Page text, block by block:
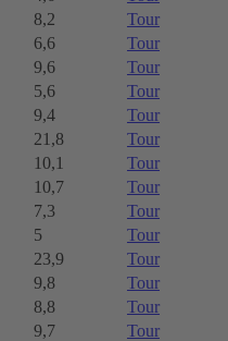
8,2
Tour
6,6
Tour
9,6
Tour
5,6
Tour
9,4
Tour
21,8
Tour
10,1
Tour
10,7
Tour
7,3
Tour
5
Tour
23,9
Tour
9,8
Tour
8,8
Tour
9,7
Tour